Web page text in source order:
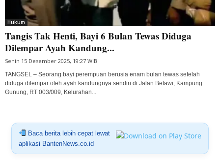
Hukum
Tangis Tak Henti, Bayi 6 Bulan Tewas Diduga
Dilempar Ayah Kandung...
Senin 15 Desember 2025, 19:27 WIB
TANGSEL – Seorang bayi perempuan berusia enam bulan tewas setelah
diduga dilempar oleh ayah kandungnya sendiri di Jalan Betawi, Kampung
Gunung, RT 003/009, Kelurahan...
Baca berita lebih cepat lewat
aplikasi BantenNews.co.id